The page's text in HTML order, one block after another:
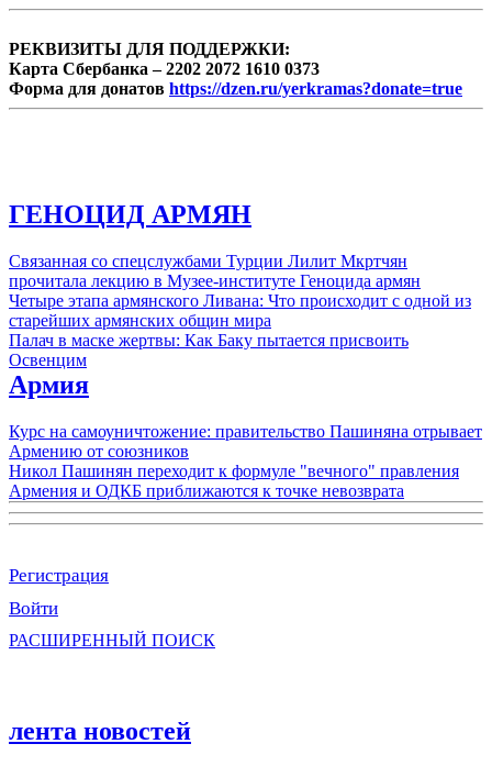
РЕКВИЗИТЫ ДЛЯ ПОДДЕРЖКИ:
Карта Сбербанка – 2202 2072 1610 0373
Форма для донатов https://dzen.ru/yerkramas?donate=true
ГЕНОЦИД АРМЯН
Связанная со спецслужбами Турции Лилит Мкртчян
прочитала лекцию в Музее-институте Геноцида армян
Четыре этапа армянского Ливана: Что происходит с одной из
старейших армянских общин мира
Палач в маске жертвы: Как Баку пытается присвоить
Освенцим
Армия
Курс на самоуничтожение: правительство Пашиняна отрывает
Армению от союзников
Никол Пашинян переходит к формуле "вечного" правления
Армения и ОДКБ приближаются к точке невозврата
Регистрация
Войти
РАСШИРЕННЫЙ ПОИСК
лента новостей